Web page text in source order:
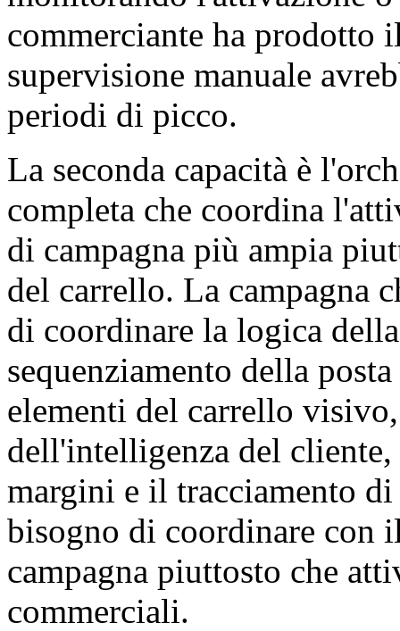
commerciante ha prodotto
supervisione manuale
periodi di picco.
La seconda capacità è
completa che coordina
di campagna più ampia
del carrello. La campagna
di coordinare la logica
sequenziamento della
elementi del carrello
dell'intelligenza del
margini e il tracciamento
bisogno di coordinare con
campagna piuttosto che
commerciali.